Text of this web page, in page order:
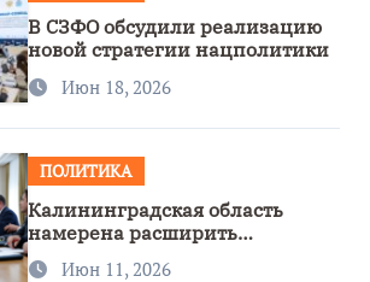
В СЗФО обсудили реализацию
новой стратегии нацполитики
Июн 18, 2026
ПОЛИТИКА
Калининградская область
намерена расширить
сотрудничество с Узбекистаном
Июн 11, 2026